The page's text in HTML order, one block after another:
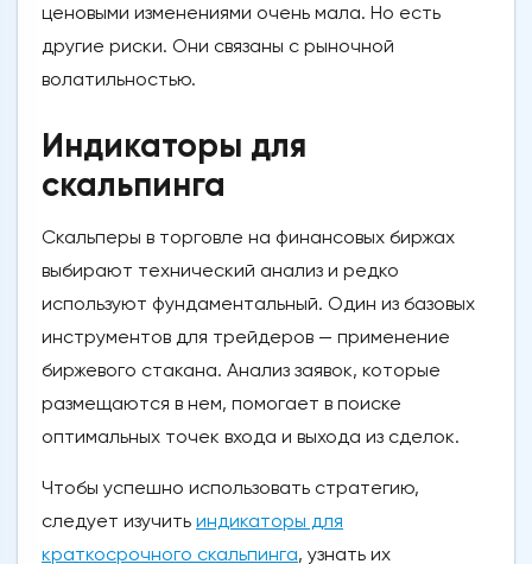
ценовыми изменениями очень мала. Но есть
другие риски. Они связаны с рыночной
волатильностью.
Индикаторы для
скальпинга
Скальперы в торговле на финансовых биржах
выбирают технический анализ и редко
используют фундаментальный. Один из базовых
инструментов для трейдеров — применение
биржевого стакана. Анализ заявок, которые
размещаются в нем, помогает в поиске
оптимальных точек входа и выхода из сделок.
Чтобы успешно использовать стратегию,
следует изучить индикаторы для
краткосрочного скальпинга, узнать их